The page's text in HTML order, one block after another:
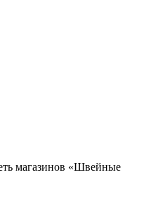
магазинов «Швейные